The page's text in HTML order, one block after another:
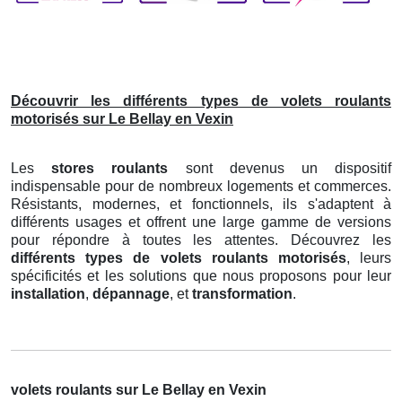
Découvrir les différents types de volets roulants
motorisés sur Le Bellay en Vexin
Lesstores roulants sont devenus un dispositif
indispensable pour de nombreux logements et commerces.
Résistants, modernes, et fonctionnels, ils s'adaptent à
différents usages et offrent une large gamme de versions
pour répondre à toutes les attentes. Découvrez les
différents types de volets roulants motorisés, leurs
spécificités et les solutions que nous proposons pour leur
installation, dépannage, ettransformation.
volets roulants sur Le Bellay en Vexin